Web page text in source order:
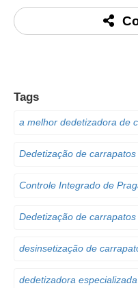
Tags
a melhor dedetizadora de
Dedetização de
Controle Integrado de
Dedetização de
desinsetização de
dedetizadora